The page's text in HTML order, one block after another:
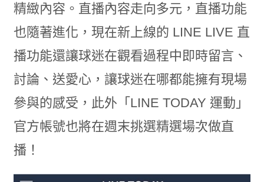
精緻內容。直播內容走向多元，直播功能
也隨著進化，現在新上線的 LINE LIVE 直
播功能還讓球迷在觀看過程中即時留言、
討論、送愛心，讓球迷在哪都能擁有現場
參與的感受，此外「LINE TODAY 運動」
官方帳號也將在週末挑選精選場次做直
播！